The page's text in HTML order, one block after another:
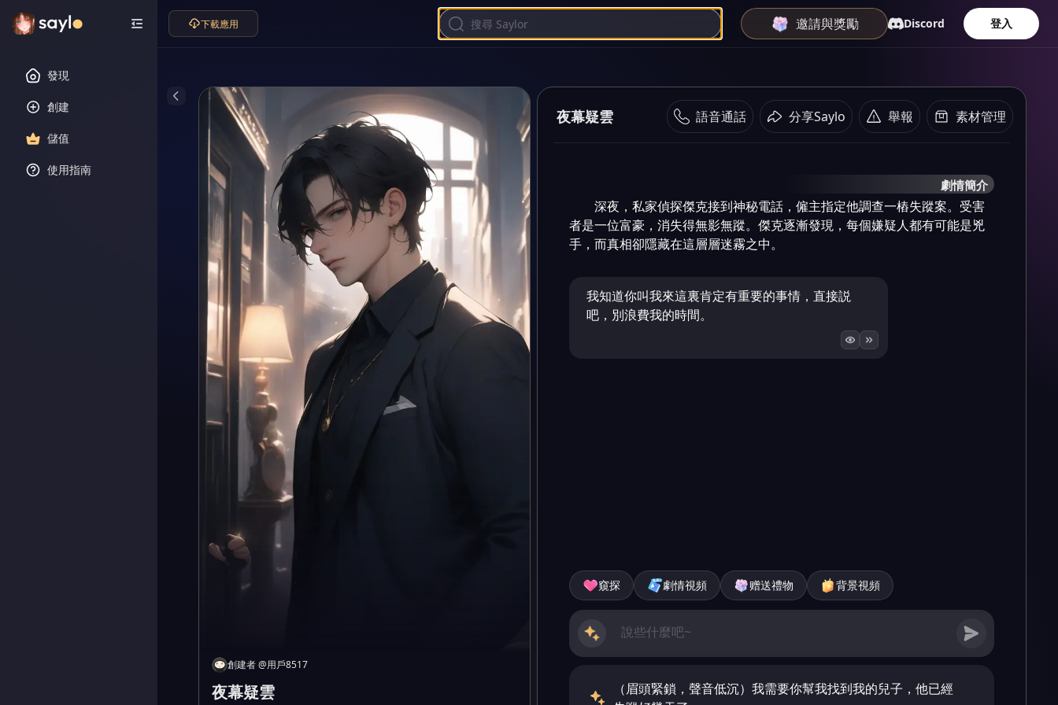
發現
創建
儲值
使用指南
下載應用 邀請與獎勵 Discord 登入
創建者@用戶8517
夜幕疑雲
夜幕疑雲 語音通話 分享Saylo 舉報 素材管理
劇情簡介
深夜，私家偵探傑克接到神秘電話，僱主指定他調查一樁失蹤案。受害
者是一位富豪，消失得無影無蹤。傑克逐漸發現，每個嫌疑人都有可能是兇
手，而真相卻隱藏在這層層迷霧之中。
我知道你叫我來這裏肯定有重要的事情，直接説
吧，別浪費我的時間。
窺探 劇情視頻 赠送禮物 背景視頻
（眉頭緊鎖，聲音低沉）我需要你幫我找到我的兒子，他已經